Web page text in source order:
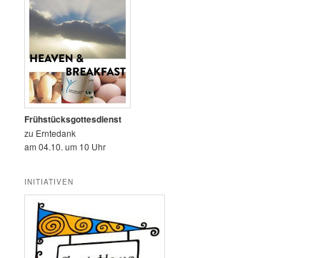
Frühstücksgottesdienst
zu Erntedank
am 04.10. um 10 Uhr
INITIATIVEN